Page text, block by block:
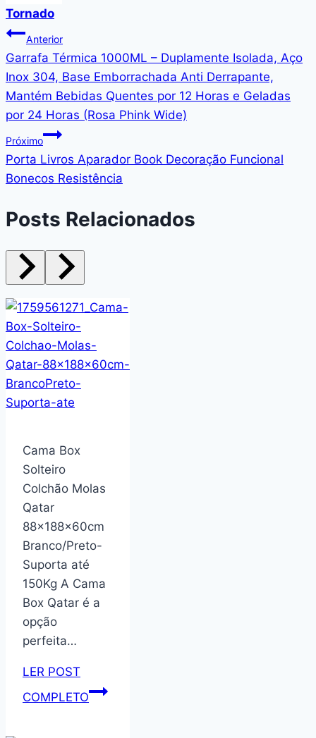
Tornado
Navegação
de
Post
Anterior
Garrafa Térmica 1000ML – Duplamente Isolada, Aço
Inox 304, Base Emborrachada Anti Derrapante,
Mantém Bebidas Quentes por 12 Horas e Geladas
por 24 Horas (Rosa Phink Wide)
Próximo
Porta Livros Aparador Book Decoração Funcional
Bonecos Resistência
Posts Relacionados
Cama Box
Solteiro
Colchão Molas
Qatar
88x188x60cm
Branco/Preto-
Suporta até
150Kg A Cama
Box Qatar é a
opção
perfeita…
LER POST
COMPLETOCama